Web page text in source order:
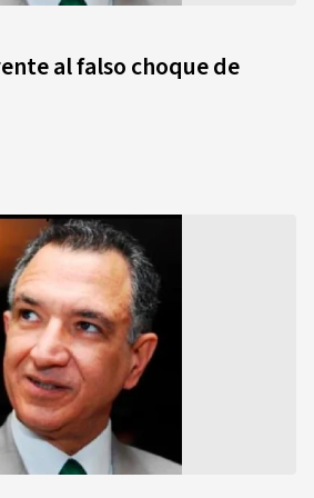
al falso choque de